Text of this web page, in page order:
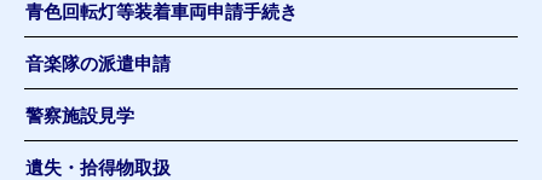
青色回転灯等装着車両申請手続き
音楽隊の派遣申請
警察施設見学
遺失・拾得物取扱